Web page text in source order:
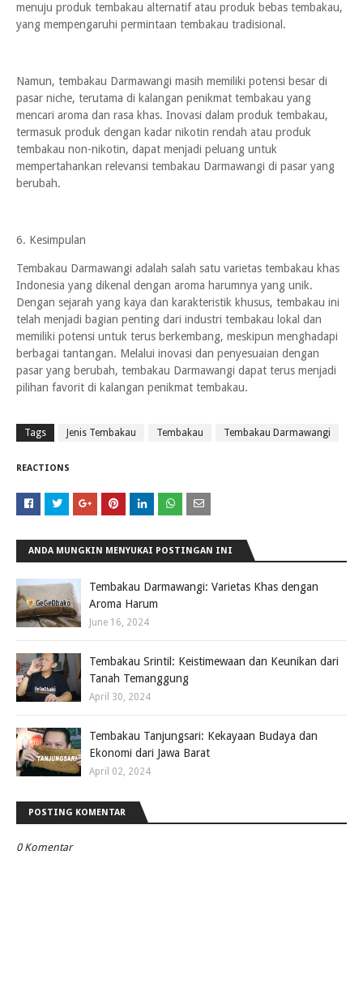
menuju produk tembakau alternatif atau produk bebas tembakau,
yang mempengaruhi permintaan tembakau tradisional.
Namun, tembakau Darmawangi masih memiliki potensi besar di
pasar niche, terutama di kalangan penikmat tembakau yang
mencari aroma dan rasa khas. Inovasi dalam produk tembakau,
termasuk produk dengan kadar nikotin rendah atau produk
tembakau non-nikotin, dapat menjadi peluang untuk
mempertahankan relevansi tembakau Darmawangi di pasar yang
berubah.
6. Kesimpulan
Tembakau Darmawangi adalah salah satu varietas tembakau khas
Indonesia yang dikenal dengan aroma harumnya yang unik.
Dengan sejarah yang kaya dan karakteristik khusus, tembakau ini
telah menjadi bagian penting dari industri tembakau lokal dan
memiliki potensi untuk terus berkembang, meskipun menghadapi
berbagai tantangan. Melalui inovasi dan penyesuaian dengan
pasar yang berubah, tembakau Darmawangi dapat terus menjadi
pilihan favorit di kalangan penikmat tembakau.
Tags Jenis Tembakau Tembakau Tembakau Darmawangi
REACTIONS
ANDA MUNGKIN MENYUKAI POSTINGAN INI
Tembakau Darmawangi: Varietas Khas dengan
Aroma Harum
June 16, 2024
Tembakau Srintil: Keistimewaan dan Keunikan dari
Tanah Temanggung
April 30, 2024
Tembakau Tanjungsari: Kekayaan Budaya dan
Ekonomi dari Jawa Barat
April 02, 2024
POSTING KOMENTAR
0 Komentar